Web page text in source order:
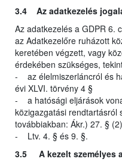
3.4 Az adatkezelés
Az adatkezelés a GDPR 6.
az Adatkezelőre ruházott
keretében végzett, vagy
érdekében szükséges,
- az élelmiszerláncról és
évi XLVI. törvény 4 §
- a hatósági eljárások
közigazgatási rendtartásról
továbbiakban: Ákr.) 27. §
- Ltv. 4. § és 9. §.
3.5 A kezelt személyes